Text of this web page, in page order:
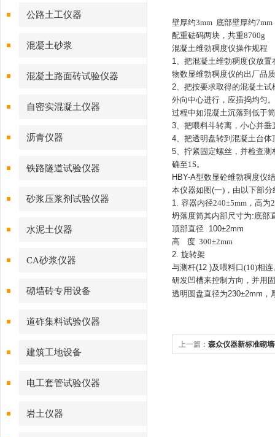
公路土工仪器
混凝土砂浆
混凝土路面砖试验仪器
自密实混凝土仪器
沥青仪器
铁路隧道试验仪器
砂浆压浆剂试验仪器
水泥土仪器
CA砂浆仪器
砌墙砖专用设备
道砟集料试验仪器
建筑工地设备
电工套管试验仪器
岩土仪器
壁厚约3mm 底部壁厚约7mm
配重砝码两块，共重8700g
混凝土维勃稠度仪操作规程
1、把混凝土维勃稠度仪放
物数显维勃稠度仪的出厂品
2、把按要求取得的混凝土
外向中心进行，应插捣均匀
过程中如混凝土沉落到低于
3、把喂料斗转离，小心并
4、把透明盘转到混凝土台
5、拧紧固定螺丝，并检查
确至1S。
HBY-A型数显砼维勃稠度仪
本仪器如图(一) ，由以下部分
1. 容器内径240±5mm ，高为
坍落度筒其内部尺寸为:底部
顶部直径 100±2mm
高
度 300±2mm
2. 旋转架
与测杆(12 )及喂料口(10)相连
研发凹槽来控制方向，并用
透明圆盘直径为230±2mm ，
上一篇： 森众仪器新标准砌